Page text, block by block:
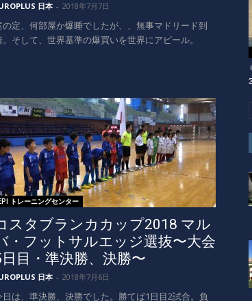
日本 - 2018年7月7日
の定、何部屋か爆睡でしたが、、無事マドリード到
。そして、世界基準の爆買いを世界にアピール。
トレーニングセンター
スタブランカカップ2018 マル
・フットサルエッジ選抜〜大会
目・準決勝、決勝〜
日本 - 2018年7月6日
日は、準決勝、決勝でした。勝てば1日目2試合。負